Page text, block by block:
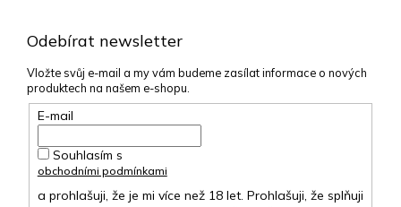
Odebírat newsletter
Vložte svůj e-mail a my vám budeme zasílat informace o nových
produktech na našem e-shopu.
E-mail
Souhlasím s
obchodními podmínkami
a prohlašuji, že je mi více než 18 let. Prohlašuji, že splňuji